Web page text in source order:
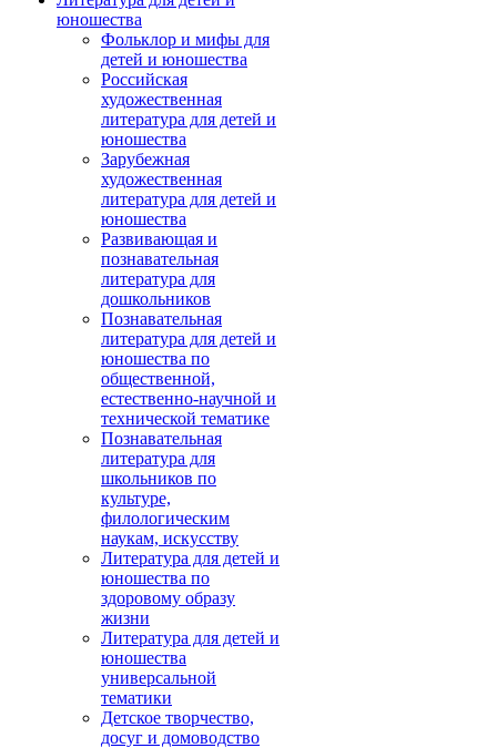
юношества
Фольклор и мифы для
детей и юношества
Российская
художественная
литература для детей и
юношества
Зарубежная
художественная
литература для детей и
юношества
Развивающая и
познавательная
литература для
дошкольников
Познавательная
литература для детей и
юношества по
общественной,
естественно-научной и
технической тематике
Познавательная
литература для
школьников по
культуре,
филологическим
наукам, искусству
Литература для детей и
юношества по
здоровому образу
жизни
Литература для детей и
юношества
универсальной
тематики
Детское творчество,
досуг и домоводство